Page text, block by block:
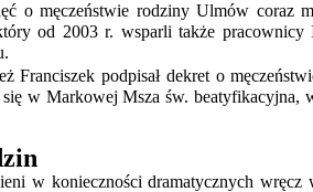
o męczeństwie rodziny Ulmów coraz
od 2003 r. wsparli także pracownicy
Franciszek podpisał dekret o
się w Markowej Msza św.
w konieczności dramatycznych